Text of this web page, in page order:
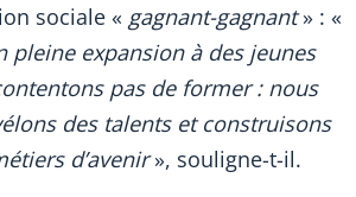
sociale « gagnant-gagnant» : «
pleine expansion à des jeunes
pas de former : nous
des talents et construisons
d’avenir», souligne-t-il.